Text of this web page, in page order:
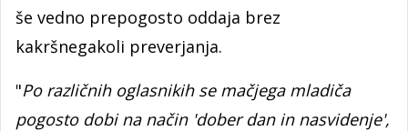
še vedno prepogosto oddaja brez
kakršnegakoli preverjanja.
"Po različnih oglasnikih se mačjega mladiča
pogosto dobi na način 'dober dan in nasvidenje',